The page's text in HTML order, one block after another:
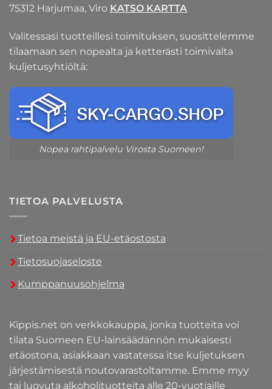
75312 Harjumaa, Viro KATSO KARTTA
Valitessasi tuotteillesi toimituksen, suosittelemme
tilaamaan sen nopealta ja ketterästi toimivalta
kuljetusyhtiöltä:
Nopea rahtipalvelu Virosta Suomeen!
TIETOA PALVELUSTA
Tietoa meistä ja EU-etäostosta
Tietosuojaseloste
Kumppanuusohjelma
Kippis.net on verkkokauppa, jonka tuotteita voi
tilata Suomeen EU-lainsäädännön mukaisesti
etäostona, asiakkaan vastatessa itse kuljetuksen
järjestämisestä noutovarastoltamme. Emme myy
tai luovuta alkoholituotteita alle 20-vuotiaille